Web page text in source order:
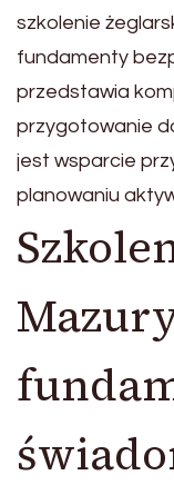
szkolenie
fundamenty
przedstawia
przygotowanie
jest wsparcie
planowaniu